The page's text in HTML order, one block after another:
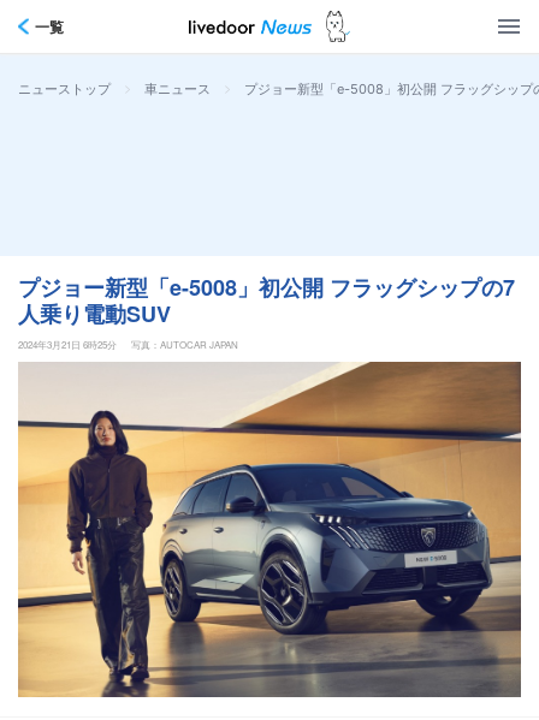
一覧
ニューストップ > 車ニュース > プジョー新型「e-5008」初公開 フラッグシップ
プジョー新型「e-5008」初公開 フラッグシップの7
人乗り電動SUV
2024年3月21日 6時25分 写真：AUTOCAR JAPAN